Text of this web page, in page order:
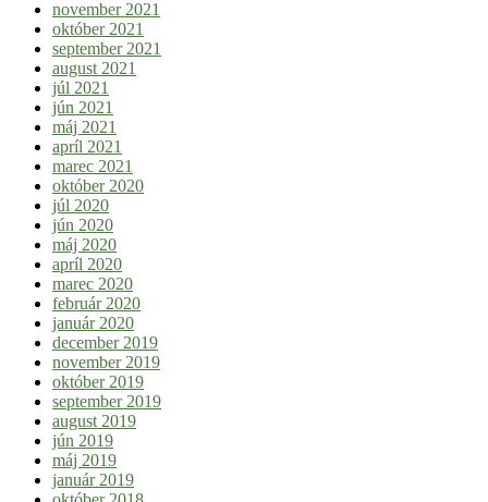
november 2021
október 2021
september 2021
august 2021
júl 2021
jún 2021
máj 2021
apríl 2021
marec 2021
október 2020
júl 2020
jún 2020
máj 2020
apríl 2020
marec 2020
február 2020
január 2020
december 2019
november 2019
október 2019
september 2019
august 2019
jún 2019
máj 2019
január 2019